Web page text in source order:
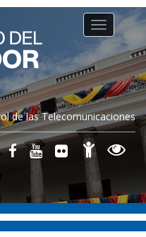
de las Telecomunicaciones
Toggle
navigation